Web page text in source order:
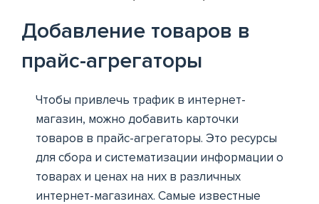
Добавление товаров в
прайс-агрегаторы
Чтобы привлечь трафик в интернет-
магазин, можно добавить карточки
товаров в прайс-агрегаторы. Это ресурсы
для сбора и систематизации информации о
товарах и ценах на них в различных
интернет-магазинах. Самые известные